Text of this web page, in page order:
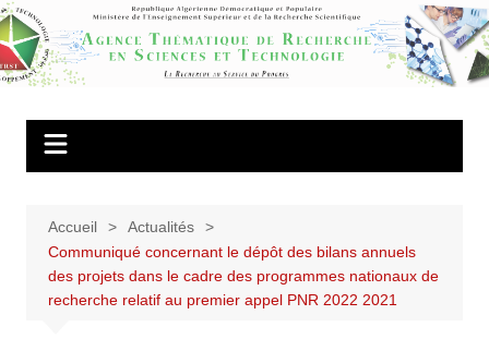
Aller
au
contenu
Agence
Thématique de
Recherche en
Accueil
Actualités
Communiqué concernant le dépôt des bilans annuels
des projets dans le cadre des programmes nationaux de
recherche relatif au premier appel PNR 2022 2021